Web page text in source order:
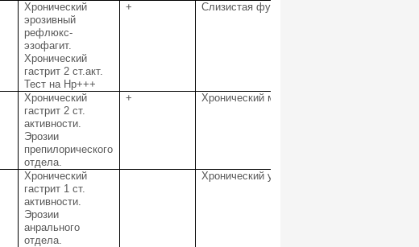
Хронический
эрозивный
рефлюкс-
эзофагит.
Хронический
гастрит 2 ст.акт.
Тест на Нр+++
+ Слизистая фундального отдела желудка
Хронический
гастрит 2 ст.
активности.
Эрозии
препилорического
отдела.
+ Хронический маловыраженный
Хронический
гастрит 1 ст.
активности.
Эрозии
анрального
отдела.
Хронический умеренно-выраженный,